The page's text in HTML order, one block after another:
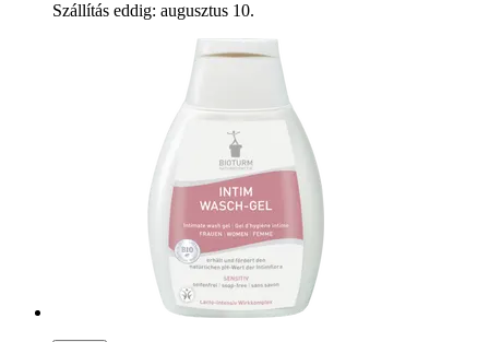
Szállítás eddig: augusztus 10.